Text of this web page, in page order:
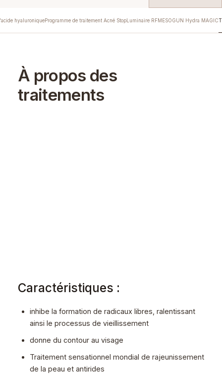
hyaluroniqueProgramme de traitement Acné StopLuminaire RFMESOGUN Hydra MAGIC
À propos des
traitements
Caractéristiques :
inhibe la formation de radicaux libres, ralentissant
ainsi le processus de vieillissement
donne du contour au visage
Traitement sensationnel mondial de rajeunissement
de la peau et antirides